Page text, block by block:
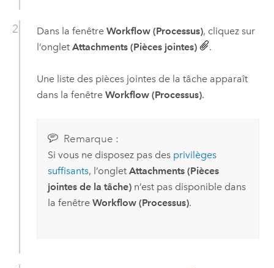
Dans la fenêtre Workflow (Processus), cliquez sur
l’onglet Attachments (Pièces jointes) .
Une liste des pièces jointes de la tâche apparaît
dans la fenêtre Workflow (Processus).
Remarque :
Si vous ne disposez pas des privilèges
suffisants, l’onglet Attachments (Pièces
jointes de la tâche)n’est pas disponible dans
la fenêtre Workflow (Processus).